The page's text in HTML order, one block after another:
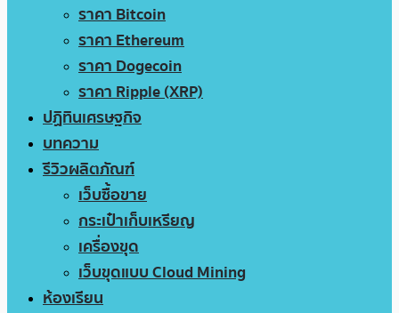
ราคา Bitcoin
ราคา Ethereum
ราคา Dogecoin
ราคา Ripple (XRP)
ปฏิทินเศรษฐกิจ
บทความ
รีวิวผลิตภัณฑ์
เว็บซื้อขาย
กระเป๋าเก็บเหรียญ
เครื่องขุด
เว็บขุดแบบ Cloud Mining
ห้องเรียน